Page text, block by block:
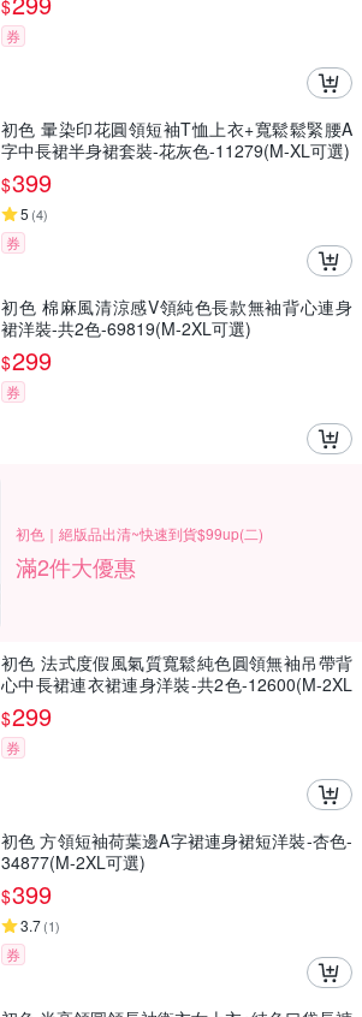
$
券
初色 暈染印花圓領短袖T恤上衣+寬鬆鬆緊腰A
字中長裙半身裙套裝-花灰色-11279(M-XL可選)
$399
5 (4)
券
初色 棉麻風清涼感V領純色長款無袖背心連身
裙洋裝-共2色-69819(M-2XL可選)
$299
券
初色｜絕版品出清~快速到貨$99up(二)
滿2件大優惠
初色 法式度假風氣質寬鬆純色圓領無袖吊帶背
心中長裙連衣裙連身洋裝-共2色-12600(M-2XL
可選)
$299
券
初色 方領短袖荷葉邊A字裙連身裙短洋裝-杏色-
34877(M-2XL可選)
$399
3.7(1)
券